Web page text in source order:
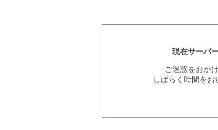
現在サーバ
ご迷惑をおか
しばらく時間を